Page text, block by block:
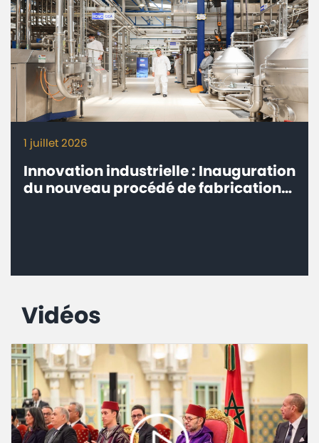
1 juillet 2026
Innovation industrielle : Inauguration
du nouveau procédé de fabrication
Vidéos